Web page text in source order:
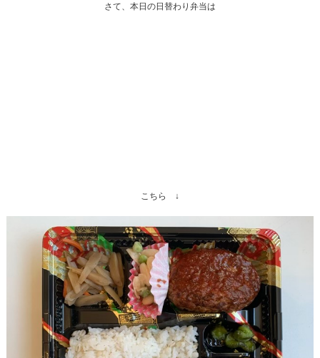
さて、本日の日替わり弁当は
こちら ↓